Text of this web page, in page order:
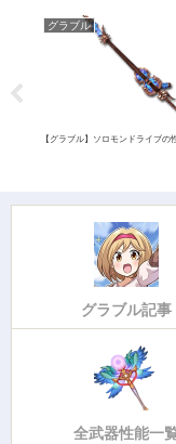
グラブル
【グラブル】ソロモンドライブの
グラブル記事
全武器性能一